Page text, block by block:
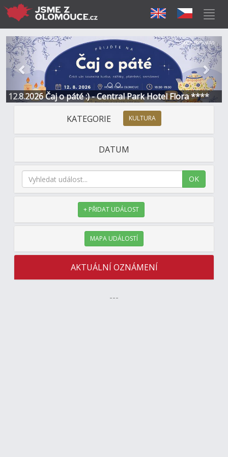
12.8.2026 Čaj o páté :) - Central Park Hotel Flora ****
Předchozí Další
Sponzorováno
KATEGORIE KULTURA
DATUM
OK
+ PŘIDAT UDÁLOST
MAPA UDÁLOSTÍ
AKTUÁLNÍ OZNÁMENÍ
---